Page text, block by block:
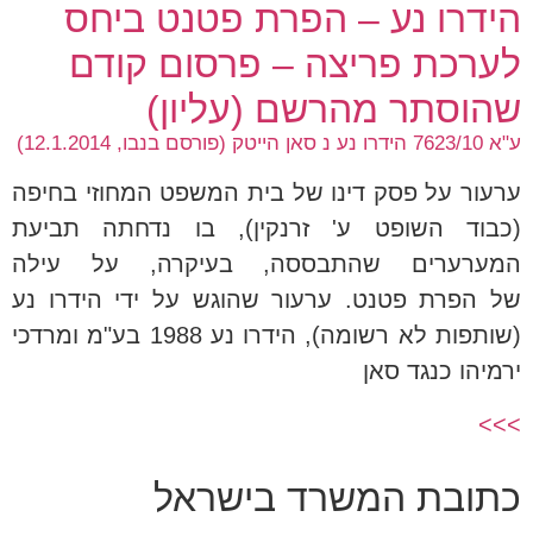
הידרו נע – הפרת פטנט ביחס
לערכת פריצה – פרסום קודם
שהוסתר מהרשם (עליון)
ע"א 7623/10 הידרו נע נ סאן הייטק (פורסם בנבו, 12.1.2014)
ערעור על פסק דינו של בית המשפט המחוזי בחיפה
(כבוד השופט ע' זרנקין), בו נדחתה תביעת
המערערים שהתבססה, בעיקרה, על עילה
של הפרת פטנט. ערעור שהוגש על ידי הידרו נע
(שותפות לא רשומה), הידרו נע 1988 בע"מ ומרדכי
ירמיהו כנגד סאן
>>>
כתובת המשרד בישראל